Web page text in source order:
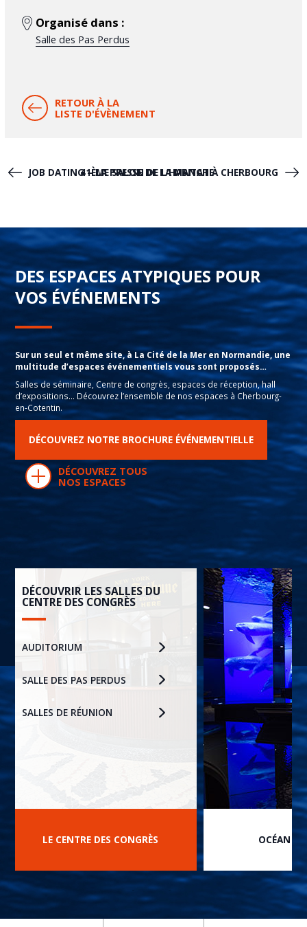
Organisé dans :
Salle des Pas Perdus
RETOUR À LA
LISTE D'ÉVÈNEMENT
JOB DATING – LA PRESSE DE LA MANCHE
41ÈME SALON DE L’HABITAT À CHERBOURG
DES ESPACES ATYPIQUES POUR
VOS ÉVÉNEMENTS
Sur un seul et même site, à La Cité de la Mer en Normandie, une
multitude d’espaces événementiels vous sont proposés…
Salles de séminaire, Centre de congrès, espaces de réception, hall
d’expositions… Découvrez l’ensemble de nos espaces à Cherbourg-
en-Cotentin.
DÉCOUVREZ NOTRE BROCHURE ÉVÉNEMENTIELLE
DÉCOUVREZ TOUS
NOS ESPACES
DÉCOUVRIR LES SALLES DU
CENTRE DES CONGRÈS
AUDITORIUM
SALLE DES PAS PERDUS
SALLES DE RÉUNION
LE CENTRE DES CONGRÈS OCÉAN